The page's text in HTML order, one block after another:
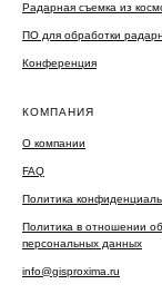
Радарная съемка из
ПО для обработки
Конференция
КОМПАНИЯ
О компании
FAQ
Политика
Политика в отношении
персональных данных
info@gisproxima.ru